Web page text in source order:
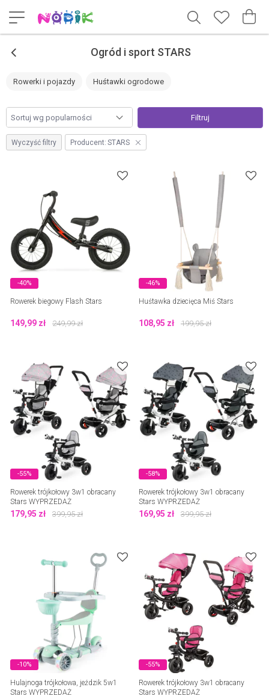
< Ogród i sport STARS
Rowerki i pojazdy Huśtawki ogrodowe
Filtruj
Wyczyść filtry Producent: STARS
-40%
Rowerek biegowy Flash Stars
149,99 zł 249,99zł
-46%
Huśtawka dziecięca Miś Stars
108,95 zł 199,95zł
-55%
Rowerek trójkołowy 3w1 obracany
Stars WYPRZEDAŻ
179,95 zł 399,95zł
-58%
Rowerek trójkołowy 3w1 obracany
Stars WYPRZEDAŻ
169,95 zł 399,95zł
-10%
Hulajnoga trójkołowa, jeździk 5w1
Stars WYPRZEDAŻ
-55%
Rowerek trójkołowy 3w1 obracany
Stars WYPRZEDAŻ